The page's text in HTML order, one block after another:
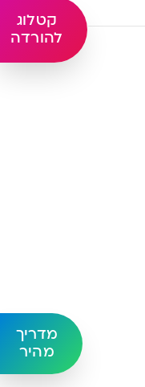
קטלוג
להורדה
מדריך
מהיר